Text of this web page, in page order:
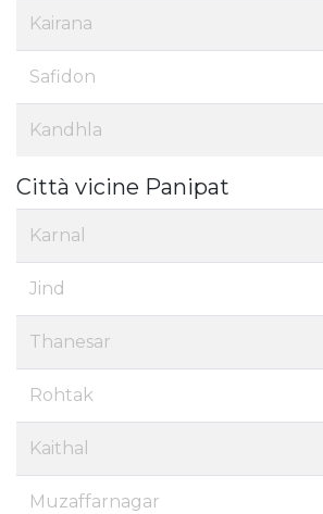
Kairana
Safidon
Kandhla
Città vicine Panipat
Karnal
Jind
Thanesar
Rohtak
Kaithal
Muzaffarnagar